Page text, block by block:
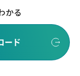
かる
ード